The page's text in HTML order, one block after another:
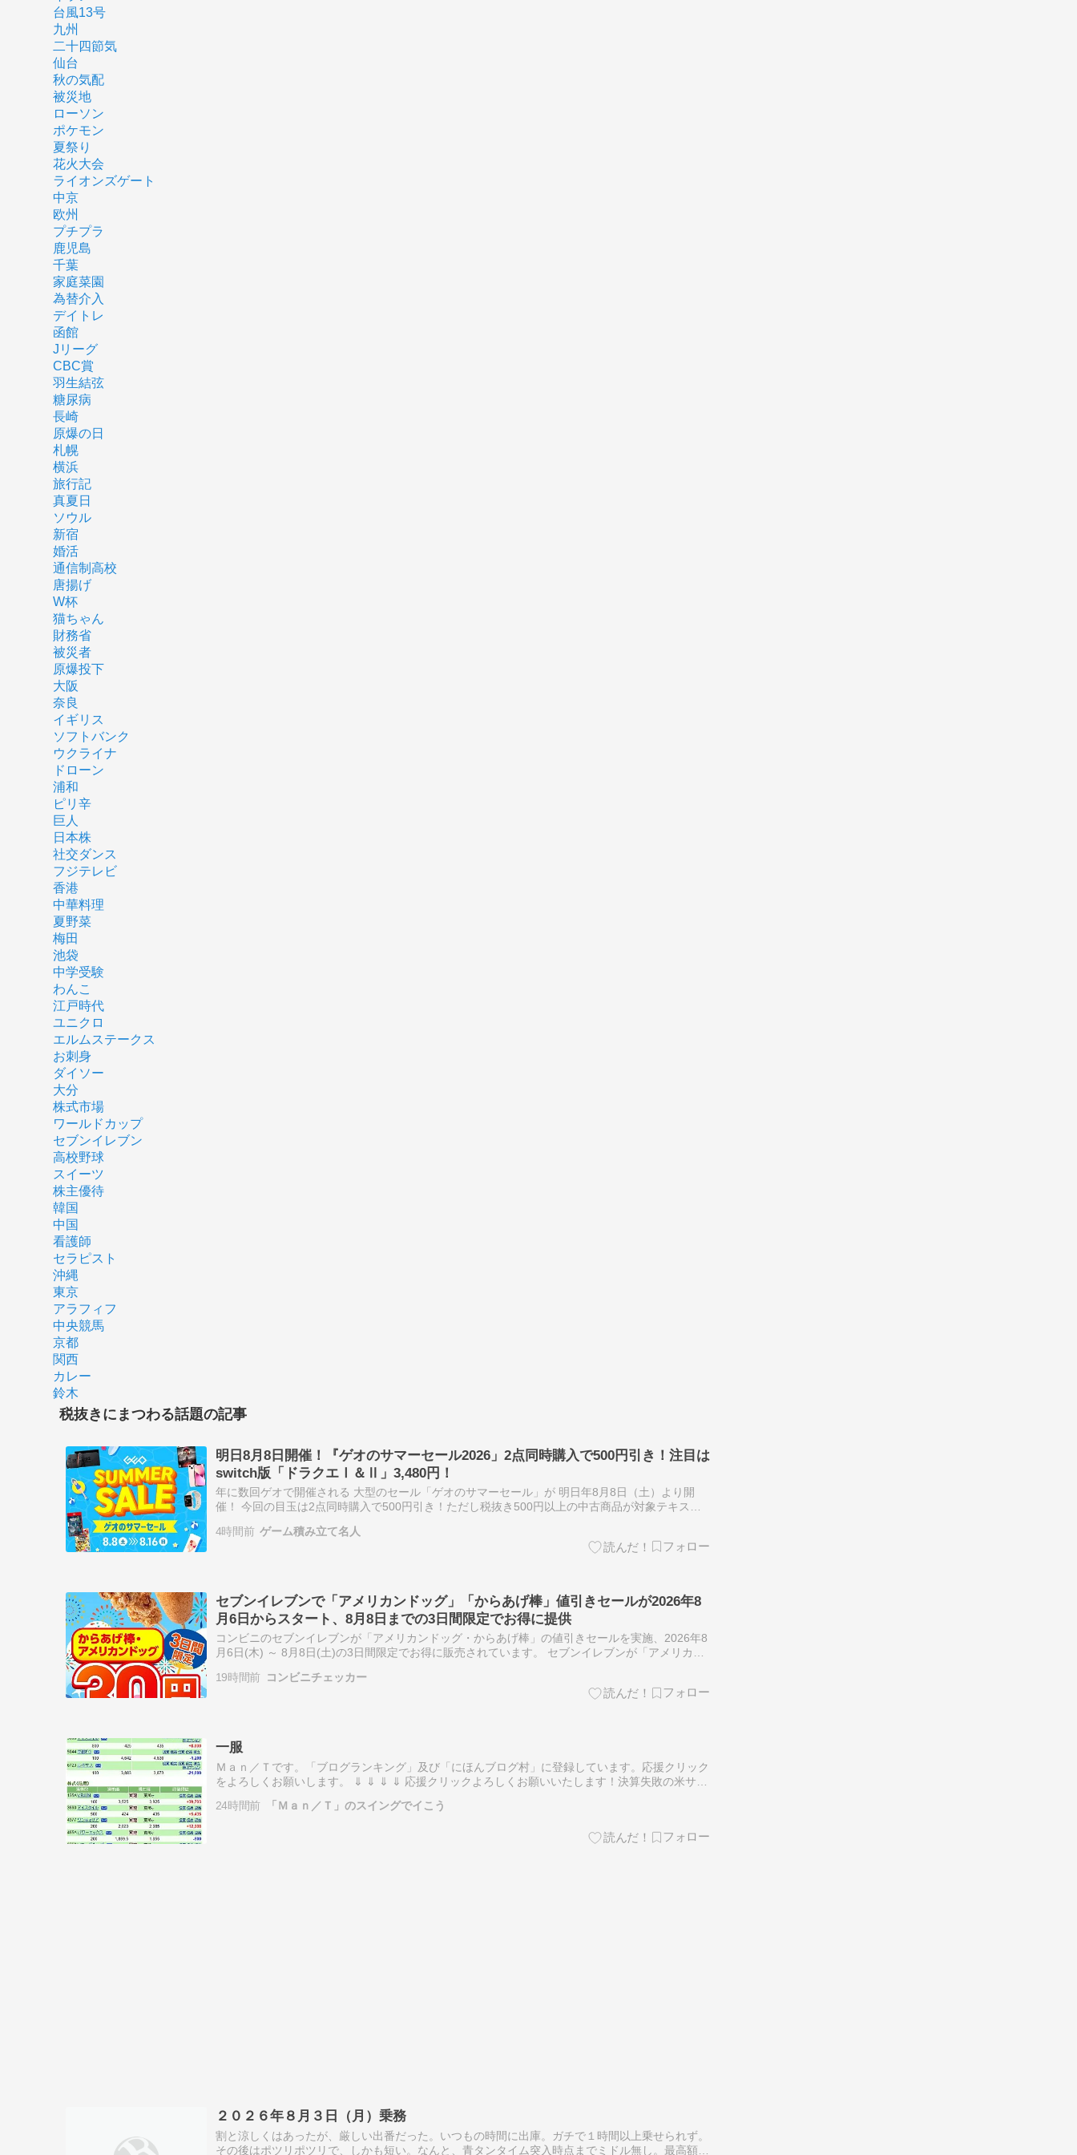
台風13号
九州
二十四節気
仙台
秋の気配
被災地
ローソン
ポケモン
夏祭り
花火大会
ライオンズゲート
中京
欧州
プチプラ
鹿児島
千葉
家庭菜園
為替介入
デイトレ
函館
Jリーグ
CBC賞
羽生結弦
糖尿病
長崎
原爆の日
札幌
横浜
旅行記
真夏日
ソウル
新宿
婚活
通信制高校
唐揚げ
W杯
猫ちゃん
財務省
被災者
原爆投下
大阪
奈良
イギリス
ソフトバンク
ウクライナ
ドローン
浦和
ピリ辛
巨人
日本株
社交ダンス
フジテレビ
香港
中華料理
夏野菜
梅田
池袋
中学受験
わんこ
江戸時代
ユニクロ
エルムステークス
お刺身
ダイソー
大分
株式市場
ワールドカップ
セブンイレブン
高校野球
スイーツ
株主優待
韓国
中国
看護師
セラピスト
沖縄
東京
アラフィフ
中央競馬
京都
関西
カレー
鈴木
税抜きにまつわる話題の記事
明日8月8日開催！『ゲオのサマーセール2026」2点同時購入で500円引き！注目は
switch版「ドラクエⅠ＆Ⅱ」3,480円！
年に数回ゲオで開催される 大型のセール「ゲオのサマーセール」が 明日年8月8日（土）より開
催！ 今回の目玉は2点同時購入で500円引き！ただし税抜き500円以上の中古商品が対象テキスト
4時間前 ゲーム積み立て名人
セブンイレブンで「アメリカンドッグ」「からあげ棒」値引きセールが2026年8
月6日からスタート、8月8日までの3日間限定でお得に提供
コンビニのセブンイレブンが「アメリカンドッグ・からあげ棒」の値引きセールを実施、2026年8
月6日(木) ～ 8月8日(土)の3日間限定でお得に販売されています。 セブンイレブンが「アメリカン
19時間前 コンビニチェッカー
一服
Ｍａｎ／Ｔです。「ブログランキング」及び「にほんブログ村」に登録しています。応援クリック
をよろしくお願いします。 ⇓ ⇓ ⇓ ⇓ 応援クリックよろしくお願いいたします！決算失敗の米サン
経は…
24時間前 「Ｍａｎ／Ｔ」のスイングでイこう
２０２６年８月３日（月）乗務
割と涼しくはあったが、厳しい出番だった。いつもの時間に出庫。ガチで１時間以上乗せられず。
その後はポツリポツリで、しかも短い。なんと、青タンタイム突入時点までミドル無し。最高額が